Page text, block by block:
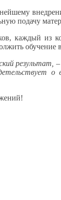
подачу
каждыйиз
обучение
результат,
о